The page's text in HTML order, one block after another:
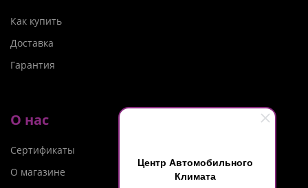
Центр Автомобильного
Климата
Как купить
Доставка
Гарантия
О нас
Сертификаты
О магазине